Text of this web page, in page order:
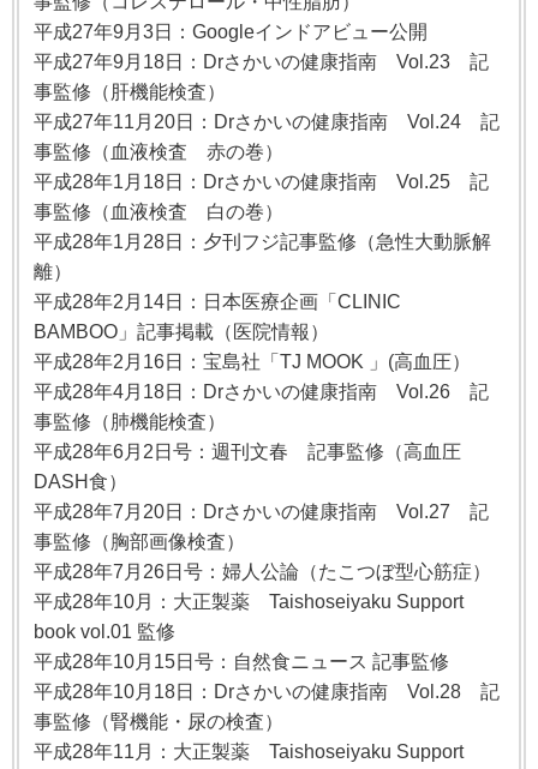
平成27年9月3日：Googleインドアビュー公開
平成27年9月18日：Drさかいの健康指南 Vol.23 記
事監修（肝機能検査）
平成27年11月20日：Drさかいの健康指南 Vol.24 記
事監修（血液検査 赤の巻）
平成28年1月18日：Drさかいの健康指南 Vol.25 記
事監修（血液検査 白の巻）
平成28年1月28日：夕刊フジ記事監修（急性大動脈解
離）
平成28年2月14日：日本医療企画「CLINIC
BAMBOO」記事掲載（医院情報）
平成28年2月16日：宝島社「TJ MOOK 」(高血圧）
平成28年4月18日：Drさかいの健康指南 Vol.26 記
事監修（肺機能検査）
平成28年6月2日号：週刊文春 記事監修（高血圧
DASH食）
平成28年7月20日：Drさかいの健康指南 Vol.27 記
事監修（胸部画像検査）
平成28年7月26日号：婦人公論（たこつぼ型心筋症）
平成28年10月：大正製薬 Taishoseiyaku Support
book vol.01 監修
平成28年10月15日号：自然食ニュース 記事監修
平成28年10月18日：Drさかいの健康指南 Vol.28 記
事監修（腎機能・尿の検査）
平成28年11月：大正製薬 Taishoseiyaku Support